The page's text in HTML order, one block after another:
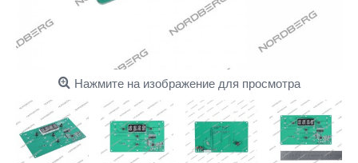
Нажмите на изображение для просмотра